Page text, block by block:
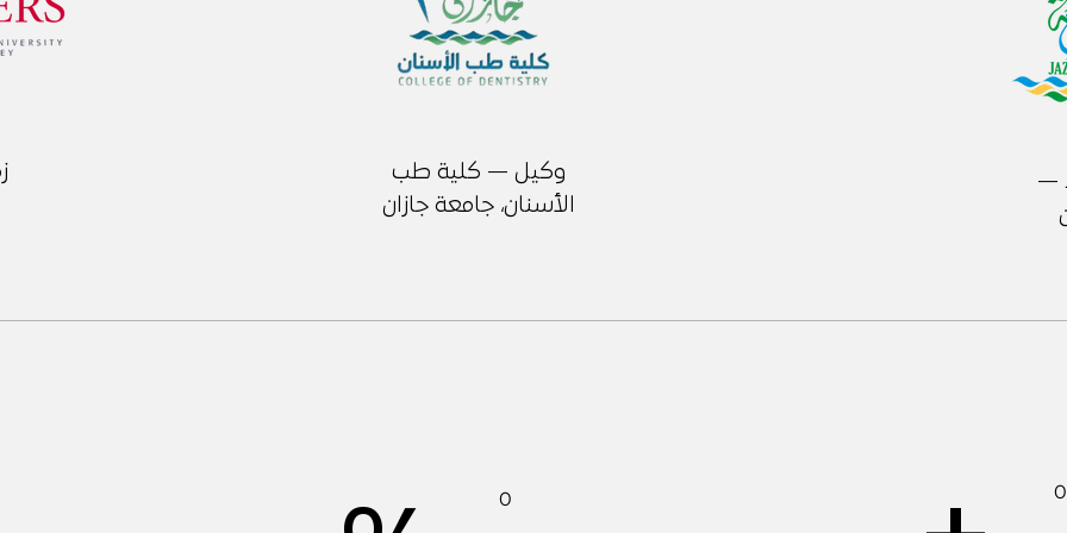
وكيل — كلية طب
الأسنان، جامعة جازان
—
0 0